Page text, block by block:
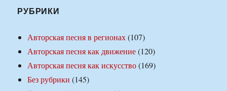
РУБРИКИ
Авторская песня в регионах(107)
Авторская песня как движение(120)
Авторская песня как искусство(169)
Без рубрики (145)